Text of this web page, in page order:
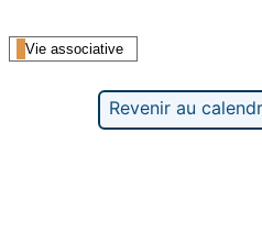
Vie associative
Revenir au